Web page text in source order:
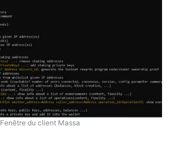
Fenêtre du client Massa